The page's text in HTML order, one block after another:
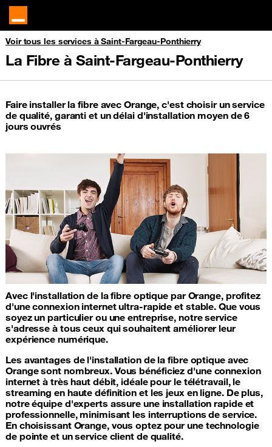
Voir tous les services à Saint-Fargeau-Ponthierry
La Fibre à Saint-Fargeau-Ponthierry
Faire installer la fibre avec Orange, c'est choisir un service
de qualité, garanti et un délai d'installation moyen de 6
jours ouvrés
Avec l'installation de la fibre optique par Orange, profitez
d'une connexion internet ultra-rapide et stable. Que vous
soyez un particulier ou une entreprise, notre service
s'adresse à tous ceux qui souhaitent améliorer leur
expérience numérique.
Les avantages de l'installation de la fibre optique avec
Orange sont nombreux. Vous bénéficiez d'une connexion
internet à très haut débit, idéale pour le télétravail, le
streaming en haute définition et les jeux en ligne. De plus,
notre équipe d'experts assure une installation rapide et
professionnelle, minimisant les interruptions de service.
En choisissant Orange, vous optez pour une technologie
de pointe et un service client de qualité.